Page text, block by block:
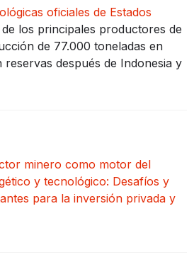
oficiales de Estados
los principales productores de
de 77.000 toneladas en
después de Indonesia y
minero como motor del
y tecnológico: Desafíos y
para la inversión privada y